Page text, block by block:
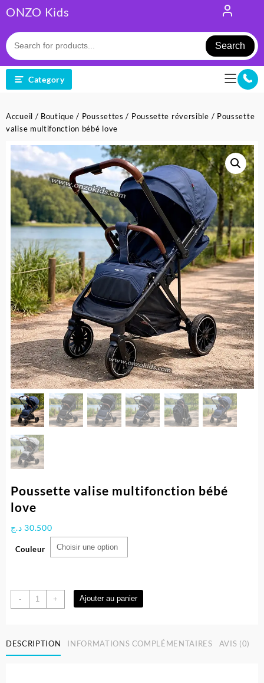
to
content
ONZO Kids
Search
Category
Accueil / Boutique / Poussettes / Poussette réversible / Poussette
valise multifonction bébé love
Poussette valise multifonction bébé
love
30.500 د.ج
Couleur
-
quantité
de
multifonction
bébé
+ Ajouter au panier
DESCRIPTION INFORMATIONS COMPLÉMENTAIRES AVIS (0)